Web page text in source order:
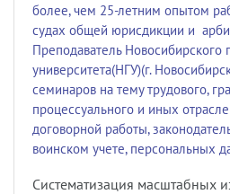
более, чем 25-летним опытом
судах общей юрисдикции и
Преподаватель Новосибирского
университета(НГУ)(г.
семинаров на тему трудового,
процессуального и иных
договорной работы,
воинском учете, персональных
Систематизация масштабных